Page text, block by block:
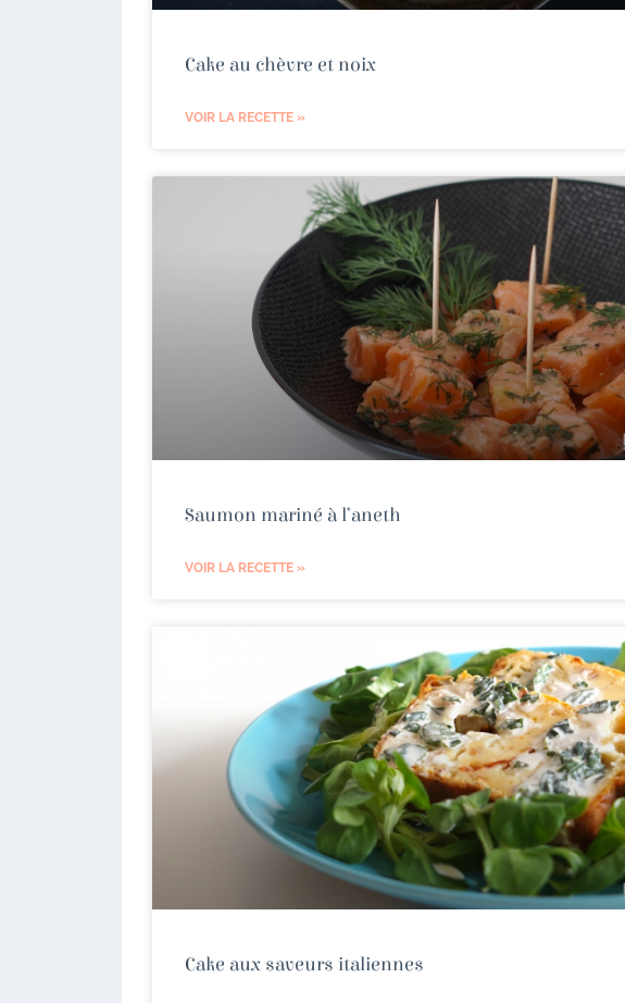
Cake au chèvre et noix
VOIR LA RECETTE »
Saumon mariné à l’aneth
VOIR LA RECETTE »
Cake aux saveurs italiennes